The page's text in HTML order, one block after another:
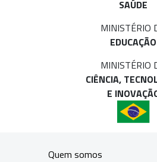
SAÚDE
MINISTÉRIO
EDUCAÇÃO
MINISTÉRIO
CIÊNCIA,
E
Quem somos